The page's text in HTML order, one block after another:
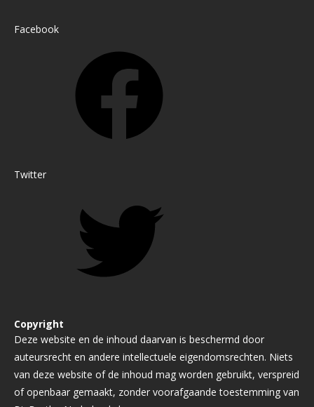
Facebook
Twitter
Copyright
Deze website en de inhoud daarvan is beschermd door
auteursrecht en andere intellectuele eigendomsrechten. Niets
van deze website of de inhoud mag worden gebruikt, verspreid
of openbaar gemaakt, zonder voorafgaande toestemming van